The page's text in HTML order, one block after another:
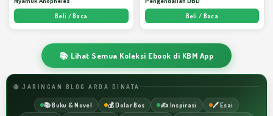
Beli / Baca Beli / Baca
📚 Lihat Semua Koleksi Ebook di KBM App
🌐 JARINGAN BLOG ARDA DINATA
📚 Buku & Novel 💰 Dolar Bos ✍️ Inspirasi
🖊️ Esai